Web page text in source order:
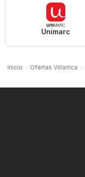
Unimarc
Inicio Ofertas Villarrica